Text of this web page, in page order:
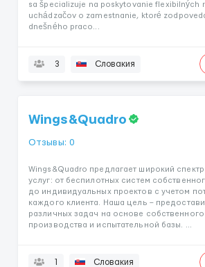
sa špecializuje na poskytovanie flexibilných
uchádzačov o zamestnanie, ktoré
dnešného praco...
3 Словакия
Wings&Quadro
Отзывы: 0
Wings&Quadro предлагает широкий
услуг: от беспилотных систем
до индивидуальных проектов с учетом
каждого клиента. Наша цель –
различных задач на основе
производства и испытательной базы. ...
1 Словакия